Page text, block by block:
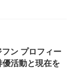
ン プロフィー
活動と現在を